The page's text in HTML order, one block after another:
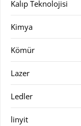
Kalıp Teknolojisi
Kimya
Kömür
Lazer
Ledler
linyit